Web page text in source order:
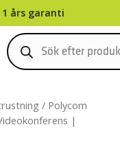
års garanti
0
/ Polycom
|